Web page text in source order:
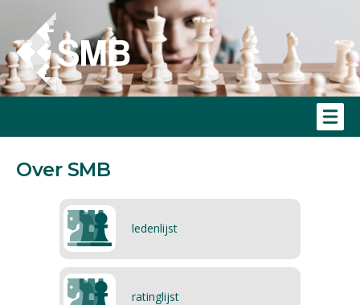
Over SMB
ledenlijst
ratinglijst